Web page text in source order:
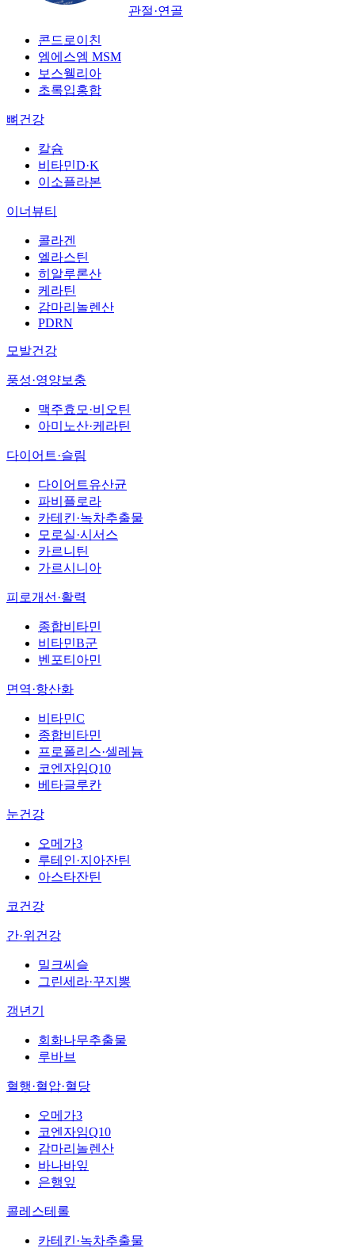
관절·연골
콘드로이친
엠에스엠 MSM
보스웰리아
초록입홍합
뼈건강
칼슘
비타민D·K
이소플라본
이너뷰티
콜라겐
엘라스틴
히알루론산
케라틴
감마리놀렌산
PDRN
모발건강
풍성·영양보충
맥주효모·비오틴
아미노산·케라틴
다이어트·슬림
다이어트유산균
파비플로라
카테킨·녹차추출물
모로실·시서스
카르니틴
가르시니아
피로개선·활력
종합비타민
비타민B군
벤포티아민
면역·항산화
비타민C
종합비타민
프로폴리스·셀레늄
코엔자임Q10
베타글루칸
눈건강
오메가3
루테인·지아잔틴
아스타잔틴
코건강
간·위건강
밀크씨슬
그린세라·꾸지뽕
갱년기
회화나무추출물
루바브
혈행·혈압·혈당
오메가3
코엔자임Q10
감마리놀렌산
바나바잎
은행잎
콜레스테롤
카테킨·녹차추출물